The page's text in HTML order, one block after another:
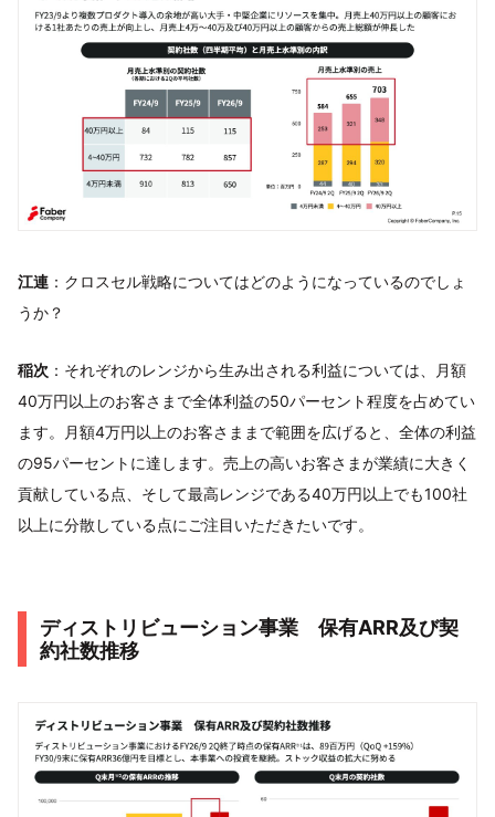
江連 ：クロスセル戦略についてはどのようになっているのでしょ
うか？
稲次 ：それぞれのレンジから生み出される利益については、月額
40万円以上のお客さまで全体利益の50パーセント程度を占めてい
ます。月額4万円以上のお客さままで範囲を広げると、全体の利益
の95パーセントに達します。売上の高いお客さまが業績に大きく
貢献している点、そして最高レンジである40万円以上でも100社
以上に分散している点にご注目いただきたいです。
ディストリビューション事業 保有ARR及び契
約社数推移